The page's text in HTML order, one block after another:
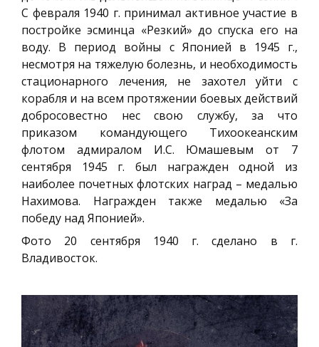
С февраля 1940 г. принимал активное участие в
постройке эсминца «Резкий» до спуска его на
воду. В период войны с Японией в 1945 г.,
несмотря на тяжелую болезнь, и необходимость
стационарного лечения, не захотел уйти с
корабля и на всем протяжении боевых действий
добросовестно нес свою службу, за что
приказом командующего Тихоокеанским
флотом адмиралом И.С. Юмашевым от 7
сентября 1945 г. был награжден одной из
наиболее почетных флотских наград – медалью
Нахимова. Награжден также медалью «За
победу над Японией».
Фото 20 сентября 1940 г. сделано в г.
Владивосток.